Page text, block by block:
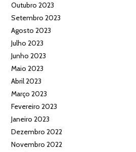
Outubro 2023
Setembro 2023
Agosto 2023
Julho 2023
Junho 2023
Maio 2023
Abril 2023
Março 2023
Fevereiro 2023
Janeiro 2023
Dezembro 2022
Novembro 2022